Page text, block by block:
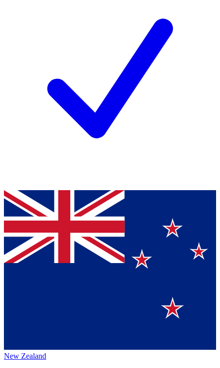
New Zealand